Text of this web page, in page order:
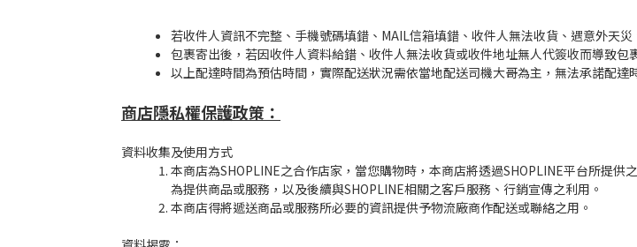
若收件人資訊不完整、手機號碼填錯、MAIL信箱填錯、收件人無法收貨、遇意外天
包裹寄出後，若因收件人資料給錯、收件人無法收貨或收件地址無人代簽收而導致包
以上配達時間為預估時間，實際配送狀況需依當地配送司機大哥為主，無法承諾配
商店隱私權保護政策：
資料收集及使用方式
本商店為SHOPLINE之合作店家，當您購物時，本商店將透過SHOPLINE平台所提
為提供商品或服務，以及後續與SHOPLINE相關之客戶服務、行銷宣傳之利用。
本商店得將遞送商品或服務所必要的資訊提供予物流廠商作配送或聯絡之用。